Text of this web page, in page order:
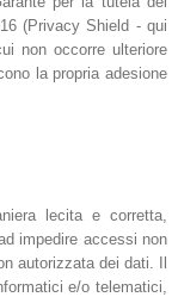
(Privacy Shield - qui
non occorre ulteriore
la propria adesione
lecita e corretta,
impedire accessi non
autorizzata dei dati. Il
e/o telematici,